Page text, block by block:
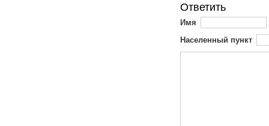
Ответить
Имя
Населенный пункт